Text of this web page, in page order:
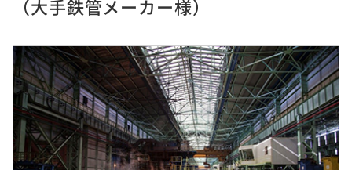
（大手鉄管メーカー様）